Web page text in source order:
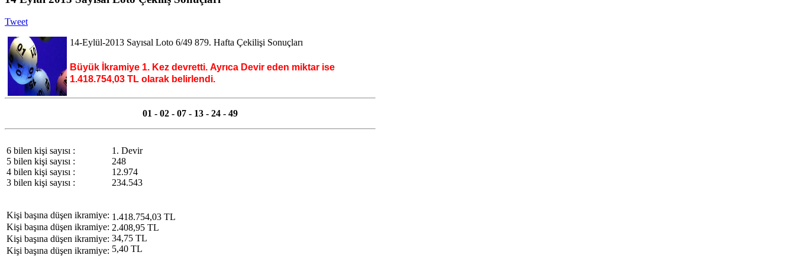
Tweet
14-Eylül-2013 Sayısal Loto 6/49 879. Hafta Çekilişi Sonuçları
Büyük İkramiye 1. Kez devretti. Ayrıca Devir eden miktar ise
1.418.754,03 TL olarak belirlendi.
01 - 02 - 07 - 13 - 24 - 49
6 bilen kişi sayısı :
5 bilen kişi sayısı :
4 bilen kişi sayısı :
3 bilen kişi sayısı :
1. Devir
248
12.974
234.543
Kişi başına düşen ikramiye:
Kişi başına düşen ikramiye:
Kişi başına düşen ikramiye:
Kişi başına düşen ikramiye:
1.418.754,03 TL
2.408,95 TL
34,75 TL
5,40 TL